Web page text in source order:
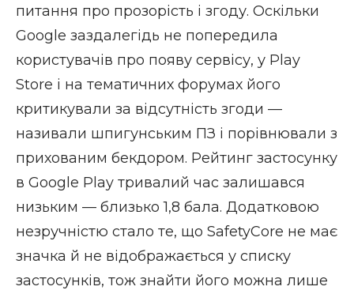
питання про прозорість і згоду. Оскільки
Google заздалегідь не попередила
користувачів про появу сервісу, у Play
Store і на тематичних форумах його
критикували за відсутність згоди —
називали шпигунським ПЗ і порівнювали з
прихованим бекдором. Рейтинг застосунку
в Google Play тривалий час залишався
низьким — близько 1,8 бала. Додатковою
незручністю стало те, що SafetyCore не має
значка й не відображається у списку
застосунків, тож знайти його можна лише